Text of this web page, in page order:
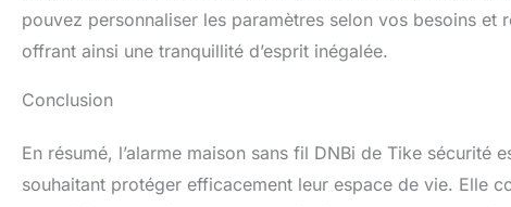
pouvez personnaliser les paramètres selon vos besoins et
offrant ainsi une tranquillité d’esprit inégalée.
Conclusion
En résumé, l’alarme maison sans fil DNBi de Tike
souhaitant protéger efficacement leur espace de vie. Elle